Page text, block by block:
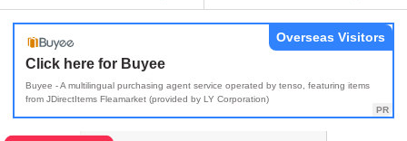
Click here for Buyee
Buyee - A multilingual purchasing agent service operated by tenso, featuring items
from JDirectItems Fleamarket (provided by LY Corporation)
Overseas Visitors